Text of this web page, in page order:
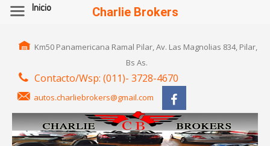
Km50 Panamericana Ramal Pilar, Av. Las Magnolias 834, Pilar,
Bs As.
Contacto/Wsp: (011)- 3728-4670
autos.charliebrokers@gmail.com
Inicio Charlie Brokers